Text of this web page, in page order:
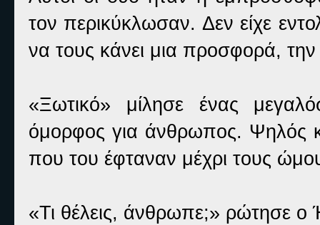
τον περικύκλωσαν. Δεν είχε
να τους κάνει μια προσφορά,
«Ξωτικό» μίλησε ένας
όμορφος για άνθρωπος. Ψηλός
που του έφταναν μέχρι τους
«Τι θέλεις, άνθρωπε;» ρώτησε